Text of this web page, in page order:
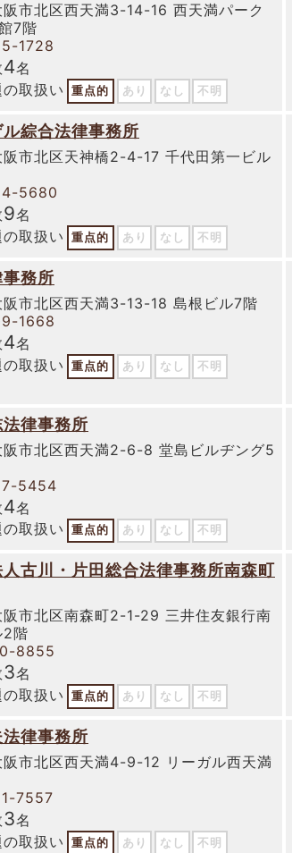
阪市北区西天満3-14-16 西天満パーク
7階
1728
4名
取扱い
重点的 あり なし 不明
綜合法律事務所
阪市北区天神橋2-4-17 千代田第一ビル
5680
9名
取扱い
重点的 あり なし 不明
務所
阪市北区西天満3-13-18 島根ビル7階
1668
4名
取扱い
重点的 あり なし 不明
律事務所
阪市北区西天満2-6-8 堂島ビルヂング5
5454
4名
取扱い
重点的 あり なし 不明
古川・片田総合法律事務所南森町
阪市北区南森町2-1-29 三井住友銀行南
2階
8855
3名
取扱い
重点的 あり なし 不明
律事務所
阪市北区西天満4-9-12 リーガル西天満
7557
3名
取扱い
重点的 あり なし 不明